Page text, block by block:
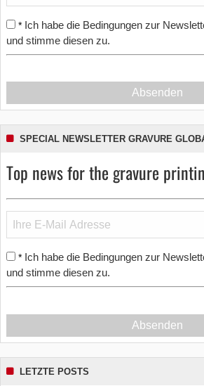
* Ich habe die Bedingungen zur
und stimme diesen zu.
Absenden
SPECIAL NEWSLETTER GRAVURE
Top news for the gravure
* Ich habe die Bedingungen zur
und stimme diesen zu.
Absenden
LETZTE POSTS